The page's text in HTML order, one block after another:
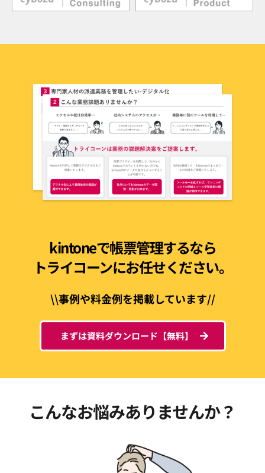
kintoneで帳票管理するなら
トライコーンにお任せください。
\\事例や料金例を掲載しています//
まずは資料ダウンロード【無料】
こんなお悩みありませんか？